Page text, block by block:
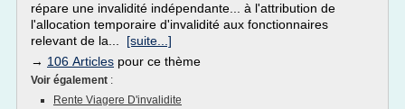
répare une invalidité indépendante... à l'attribution de
l'allocation temporaire d'invalidité aux fonctionnaires
relevant de la... [suite...]
→ 106 Articles pour ce thème
Voir également :
Rente Viagere D'invalidite